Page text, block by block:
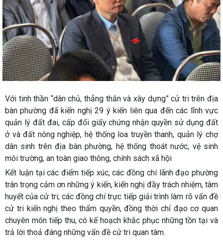
Với tinh thần “dân chủ, thẳng thắn và xây dựng” cử tri trên địa
bàn phường đã kiến nghị 29 ý kiến liên qua đến các lĩnh vực
quản lý đất đai, cấp đổi giấy chứng nhận quyền sử dụng đất
ở và đất nông nghiệp, hệ thống loa truyền thanh, quản lý chợ
dân sinh trên địa bàn phường, hệ thống thoát nước, vệ sinh
môi trường, an toàn giao thông, chính sách xã hội
Kết luận tại các điểm tiếp xúc, các đồng chí lãnh đạo phường
trân trọng cảm ơn những ý kiến, kiến nghị đầy trách nhiệm, tâm
huyết của cử tri; các đồng chí trực tiếp giải trình làm rõ vấn đề
cử tri kiến nghị theo thẩm quyền, đồng thời chỉ đạo cơ quan
chuyên môn tiếp thu, có kế hoạch khắc phục những tồn tại và
trả lời thoả đáng những vấn đề cử tri quan tâm.